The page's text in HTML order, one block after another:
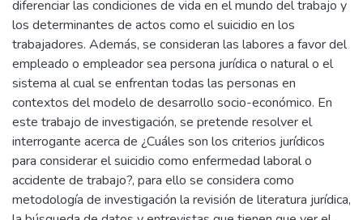
diferenciar las condiciones de vida en el mundo del trabajo y
los determinantes de actos como el suicidio en los
trabajadores. Además, se consideran las labores a favor del
empleado o empleador sea persona jurídica o natural o el
sistema al cual se enfrentan todas las personas en
contextos del modelo de desarrollo socio-económico. En
este trabajo de investigación, se pretende resolver el
interrogante acerca de ¿Cuáles son los criterios jurídicos
para considerar el suicidio como enfermedad laboral o
accidente de trabajo?, para ello se considera como
metodología de investigación la revisión de literatura jurídica,